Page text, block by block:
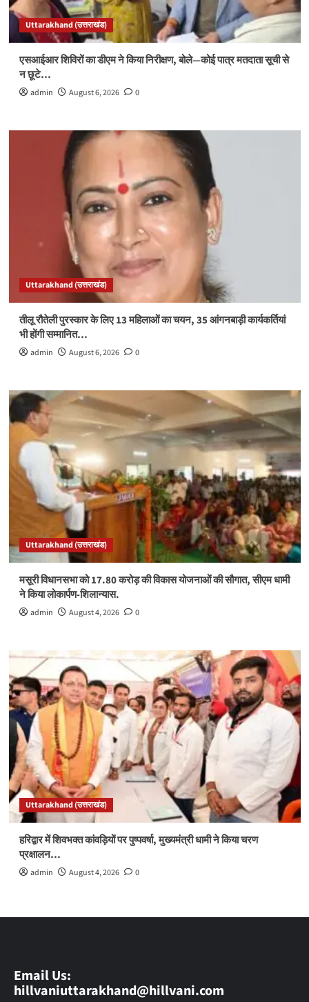
Uttarakhand (उत्तराखंड)
एसआईआर शिविरों का डीएम ने किया निरीक्षण, बोले—कोई पात्र मतदाता सूची से
न छूटे…
admin August 6, 2026 0
Uttarakhand (उत्तराखंड)
तीलू रौतेली पुरस्कार के लिए 13 महिलाओं का चयन, 35 आंगनबाड़ी कार्यकर्तियां
भी होंगी सम्मानित…
admin August 6, 2026 0
Uttarakhand (उत्तराखंड)
मसूरी विधानसभा को 17.80 करोड़ की विकास योजनाओं की सौगात, सीएम धामी
ने किया लोकार्पण-शिलान्यास.
admin August 4, 2026 0
Uttarakhand (उत्तराखंड)
हरिद्वार में शिवभक्त कांवड़ियों पर पुष्पवर्षा, मुख्यमंत्री धामी ने किया चरण
प्रक्षालन…
admin August 4, 2026 0
Email Us:
hillvaniuttarakhand@hillvani.com